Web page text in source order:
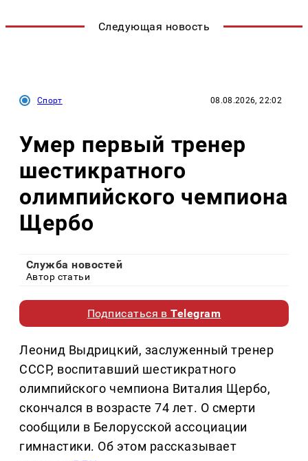
Следующая новость
Спорт 08.08.2026, 22:02
Умер первый тренер
шестикратного
олимпийского чемпиона
Щербо
Служба новостей
Автор статьи
Подписаться вTelegram
Леонид Выдрицкий, заслуженный тренер
СССР, воспитавший шестикратного
олимпийского чемпиона Виталия Щербо,
скончался в возрасте 74 лет. О смерти
сообщили в Белорусской ассоциации
гимнастики. Об этом рассказывает